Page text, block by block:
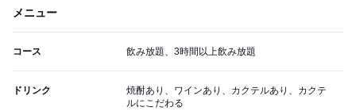
メニュー
コース 飲み放題、3時間以上飲み放題
ドリンク
焼酎あり、ワインあり、カクテルあり、カクテ
ルにこだわる